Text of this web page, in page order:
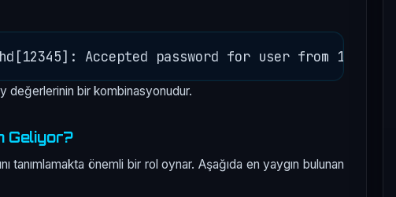
değerlerinin bir kombinasyonudur.
Geliyor?
tanımlamakta önemli bir rol oynar. Aşağıda en yaygın bulunan